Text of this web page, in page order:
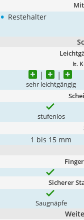
• Restehalter
lt.
sehr leichtgängig
stufenlos
1 bis 15 mm
Sicherer
Saugnäpfe